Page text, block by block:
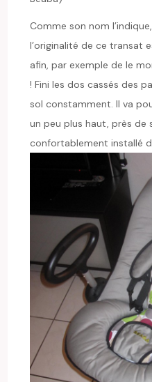
Comme son nom
l’originalité de ce transat
afin, par exemple de le
! Fini les dos cassés des
sol constamment. Il va
un peu plus haut, près
confortablement installé